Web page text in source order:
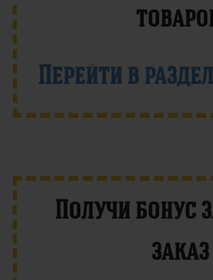
Перейти в
Получи бонус
заказ